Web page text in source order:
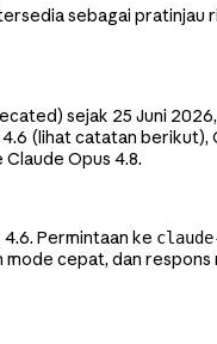
sebagai pratinjau
sejak 25 Juni
(lihat catatan
Opus 4.8.
Permintaan ke
mode cepat, dan respons